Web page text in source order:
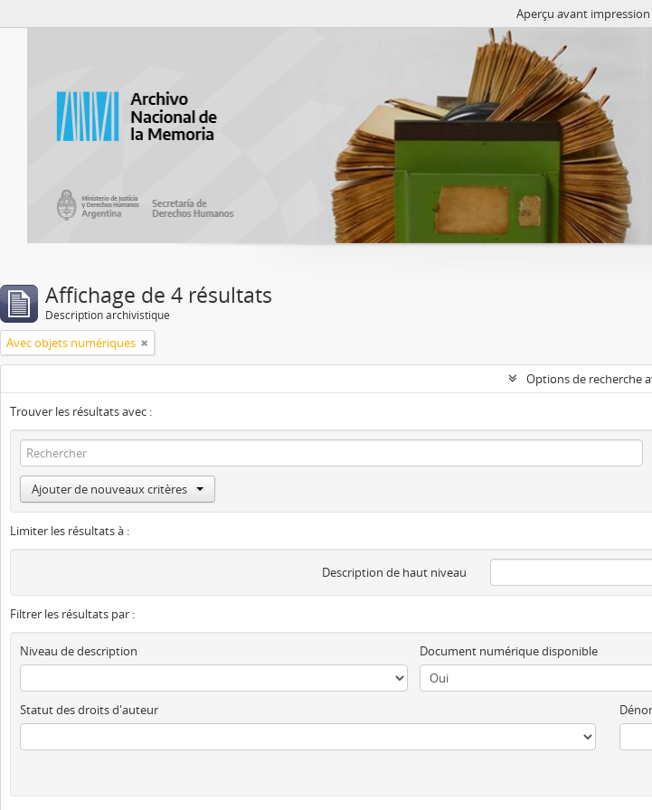
Aperçu avant impression
Affichage de 4 résultats
Description archivistique
Avec objets numériques
Options de recherche
Trouver les résultats avec :
Ajouter de nouveaux critères
Limiter les résultats à :
Description de haut niveau
Filtrer les résultats par :
Niveau de description Document numérique disponible
Statut des droits d'auteur